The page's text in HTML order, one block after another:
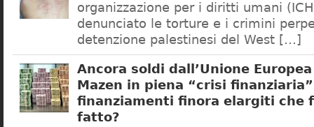
organizzazione per i diritti umani
denunciato le torture e i crimini
detenzione palestinesi del West […]
Ancora soldi dall’Unione
Mazen in piena “crisi
finanziamenti finora elargiti che
fatto?